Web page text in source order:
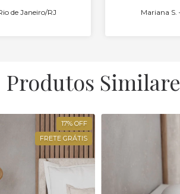
de Janeiro/RJ Mariana S.
Produtos
17% OFF
FRETE GRÁTIS